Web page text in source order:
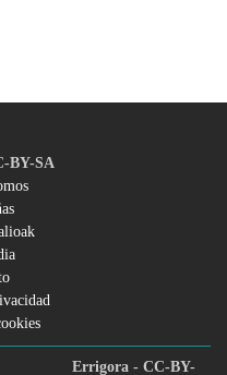
BY-SA
Errigora - CC-BY-